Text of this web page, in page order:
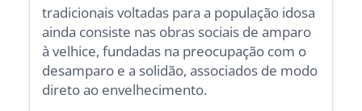
tradicionais voltadas para a população idosa
ainda consiste nas obras sociais de amparo
à velhice, fundadas na preocupação com o
desamparo e a solidão, associados de modo
direto ao envelhecimento.